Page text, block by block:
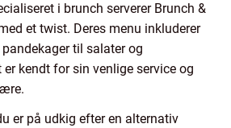
i brunch serverer Brunch &
et twist. Deres menu inkluderer
til salater og
kendt for sin venlige service og
er på udkig efter en alternativ